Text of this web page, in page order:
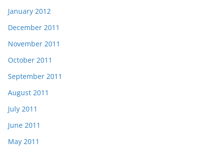
January 2012
December 2011
November 2011
October 2011
September 2011
August 2011
July 2011
June 2011
May 2011